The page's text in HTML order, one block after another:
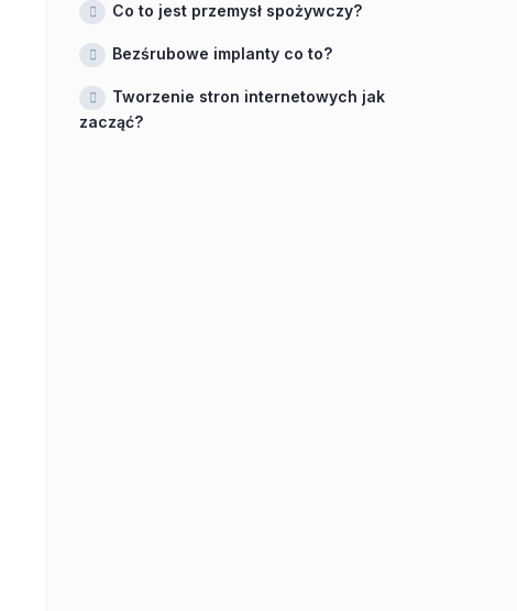
Co to jest przemysł spożywczy?
Bezśrubowe implanty co to?
Tworzenie stron internetowych jak
zacząć?